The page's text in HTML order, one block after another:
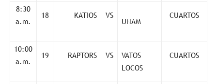
8:30
a.m.
18 KATIOS VS
UNAM
CUARTOS
10:00
a.m.
19 RAPTORS VS
VATOS
LOCOS
CUARTOS